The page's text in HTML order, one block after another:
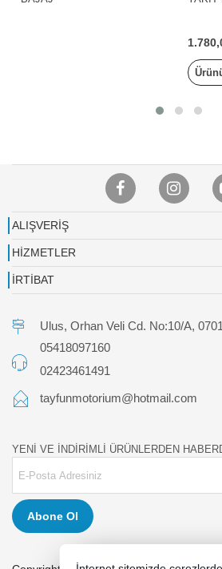
ALIŞVERİŞ
HİZMETLER
İRTİBAT
Ulus, Orhan Veli Cd. No:10/A,
05418097160
02423461491
tayfunmotorium@hotmail.com
YENİ VE İNDİRİMLİ ÜRÜNLERDEN
Abone Ol